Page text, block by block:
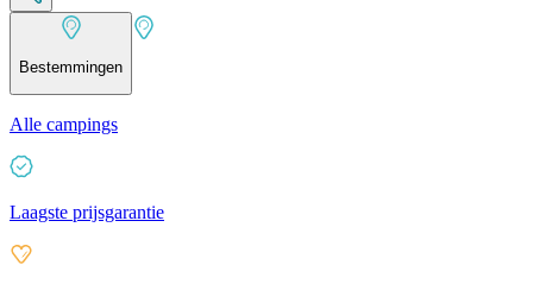
Bestemmingen
Alle campings
Laagste prijsgarantie